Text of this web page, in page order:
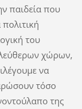
παιδεία που
του
χώρων,
να
τόσο
της